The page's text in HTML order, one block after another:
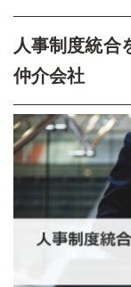
人事制度統合
仲介会社